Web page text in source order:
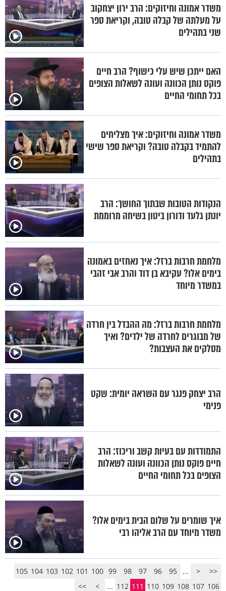
משדר אמונה וחיזוקים: הרב ירון יצחקוב
על מעלתה של קבלה טובה, וקריאת ספר
שני בתהילים
האם ייתכן שיש עלי כישוף? הרב חיים
פוקס נותן הכוונה ועונה לשאלות הצופים
בכל תחומי החיים
משדר אמונה וחיזוקים: איך מצליחים
להתמיד בקבלה טובה? וקריאת ספר שישי
בתהילים
הנקודות הטובות שבתוך החושך: הרב
יונתן גלעד ודורון ביטון בשיחה מרוממת
מלחמת חרבות ברזל: איך נאחזים באמונה
בימים אלו? עקיבא בן דוד והרב אבי זהבי
במשדר מיוחד
מלחמת חרבות ברזל: מה ההבדל בין חרדה
של מבוגרים לחרדה של ילדים? ואיך
מסלקים את העצבות?
הרב יצחק פנגר עם השראה יומית: שקט
פנימי
התמודדות עם בעיות קשב וריכוז: הרב
חיים פוקס נותן הכוונה ועונה לשאלות
הצופים בכל תחומי החיים
איך שומרים על שלום הבית בימים אלו?
משדר מיוחד עם הרב אליהו רבי
<<
<
...
95
96
97
98
99
100
101
102
103
104
105
106
107
108
109
110
111
112
...
>
>>